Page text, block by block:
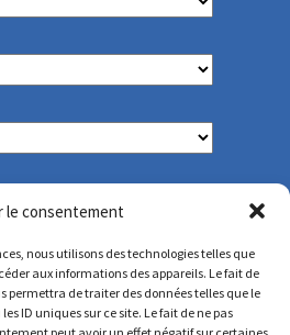
le consentement
nous utilisons des technologies telles que
aux informations des appareils. Le fait de
permettra de traiter des données telles que le
ID uniques sur ce site. Le fait de ne pas
CONTACTO